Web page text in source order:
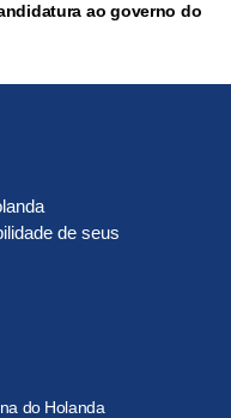
ao governo do
de seus
do Holanda